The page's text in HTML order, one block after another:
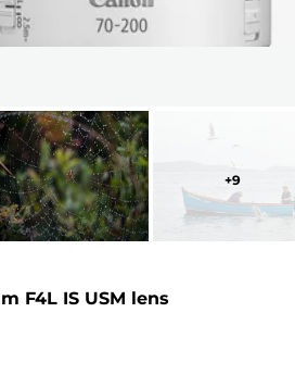
+9
F4L IS USM lens